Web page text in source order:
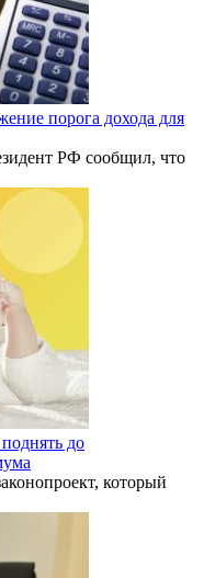
порога дохода для
РФ сообщил, что
до
который